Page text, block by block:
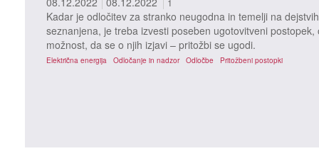
1
Kadar je odločitev za stranko neugodna in temelji na
seznanjena, je treba izvesti poseben ugotovitveni
možnost, da se o njih izjavi – pritožbi se ugodi.
Električna energija Odločanje in nadzor Odločbe Pritožbeni postopki